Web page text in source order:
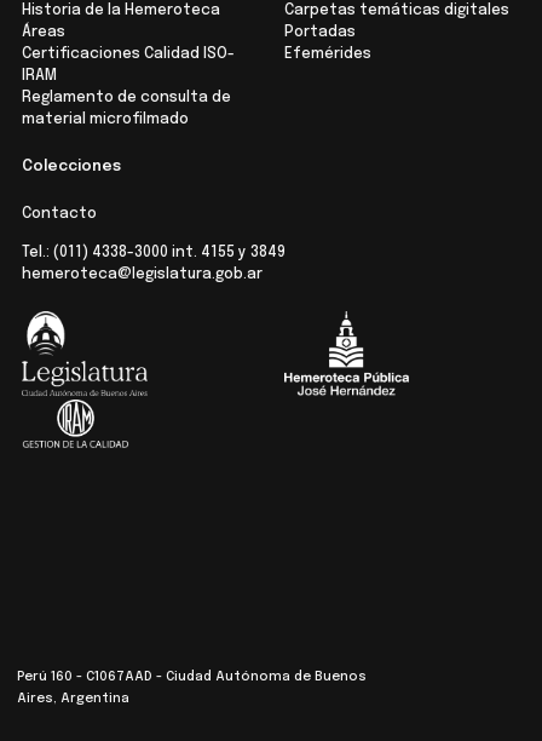
Historia de la Hemeroteca
Áreas
Certificaciones Calidad ISO-
IRAM
Reglamento de consulta de
material microfilmado
Carpetas temáticas digitales
Portadas
Efemérides
Colecciones
Contacto
Tel.: (011) 4338-3000 int. 4155 y 3849
hemeroteca@legislatura.gob.ar
Perú 160 - C1067AAD - Ciudad Autónoma de Buenos
Aires, Argentina